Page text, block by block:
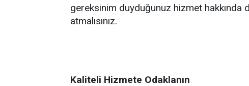
gereksinim duyduğunuz hizmet hakkında
atmalısınız.
Kaliteli Hizmete Odaklanın